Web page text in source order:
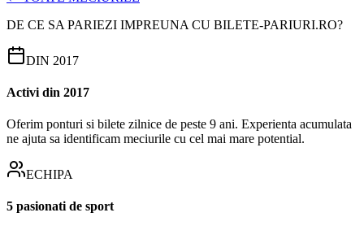
DE CE SA PARIEZI IMPREUNA CU BILETE-PARIURI.RO?
DIN 2017
Activi din 2017
Oferim ponturi si bilete zilnice de peste 9 ani. Experienta acumulata
ne ajuta sa identificam meciurile cu cel mai mare potential.
ECHIPA
5 pasionati de sport